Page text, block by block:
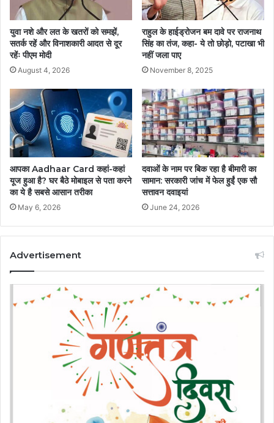
युवा नशे और लत के खतरों को समझें,
सतर्क रहें और विनाशकारी आदत से दूर
रहेंः पीएम मोदी
August 4, 2026
राहुल के हाईड्रोजन बम दावे पर राजनाथ
सिंह का तंज, कहा- ये तो छोड़ो, पटाखा भी
नहीं जला पाए
November 8, 2025
आपका Aadhaar Card कहां-कहां
यूज हुआ है? घर बैठे मोबाइल से पता करने
का ये है सबसे आसान तरीका
May 6, 2026
दवाओं के नाम पर बिक रहा है बीमारी का
सामान: सरकारी जांच में फेल हुईं एक सौ
सत्तावन दवाइयां
June 24, 2026
Advertisement